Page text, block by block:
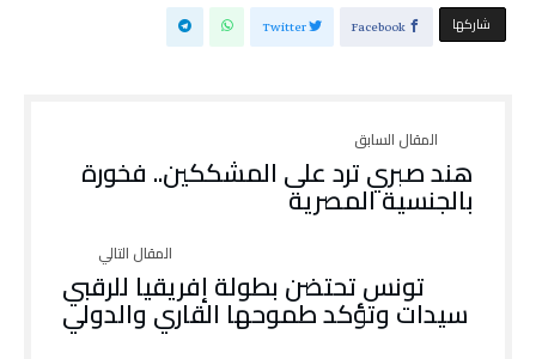
‫‫ شاركها‬ Facebook
Twitter
هند صبري ترد على المشككين.. فخورة
بالجنسية المصرية
تونس تحتضن بطولة إفريقيا للرقبي
سيدات وتؤكد طموحها القاري والدولي